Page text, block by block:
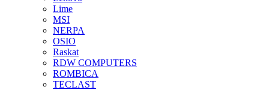
Lime
MSI
NERPA
OSIO
Raskat
RDW COMPUTERS
ROMBICA
TECLAST